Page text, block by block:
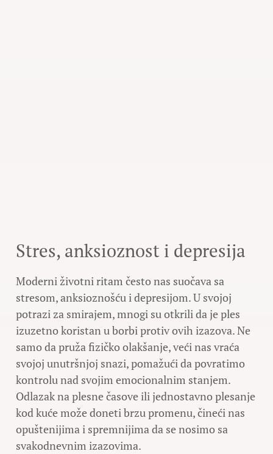
Stres, anksioznost i depresija
Moderni životni ritam često nas suočava sa
stresom, anksioznošću i depresijom. U svojoj
potrazi za smirajem, mnogi su otkrili da je ples
izuzetno koristan u borbi protiv ovih izazova. Ne
samo da pruža fizičko olakšanje, veći nas vraća
svojoj unutršnjoj snazi, pomažući da povratimo
kontrolu nad svojim emocionalnim stanjem.
Odlazak na plesne časove ili jednostavno plesanje
kod kuće može doneti brzu promenu, čineći nas
opuštenijima i spremnijima da se nosimo sa
svakodnevnim izazovima.